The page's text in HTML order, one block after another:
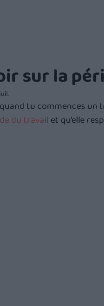
sur la
tu commences un
du travail et qu’elle